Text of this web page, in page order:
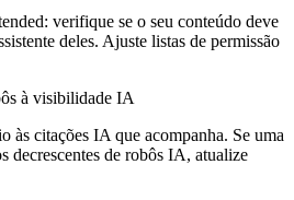
verifique se o seu conteúdo deve
deles. Ajuste listas de permissão
à visibilidade IA
às citações IA que acompanha. Se uma
decrescentes de robôs IA, atualize